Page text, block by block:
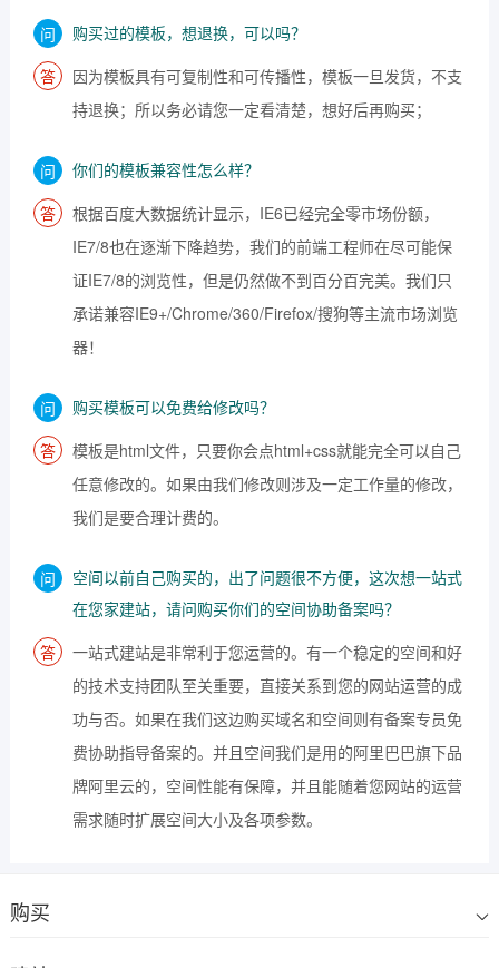
购买过的模板，想退换，可以吗？
因为模板具有可复制性和可传播性，模板一旦发货，不支
持退换；所以务必请您一定看清楚，想好后再购买；
你们的模板兼容性怎么样？
根据百度大数据统计显示，IE6已经完全零市场份额，
IE7/8也在逐渐下降趋势，我们的前端工程师在尽可能保
证IE7/8的浏览性，但是仍然做不到百分百完美。我们只
承诺兼容IE9+/Chrome/360/Firefox/搜狗等主流市场浏览
器！
购买模板可以免费给修改吗？
模板是html文件，只要你会点html+css就能完全可以自己
任意修改的。如果由我们修改则涉及一定工作量的修改，
我们是要合理计费的。
空间以前自己购买的，出了问题很不方便，这次想一站式
在您家建站，请问购买你们的空间协助备案吗？
一站式建站是非常利于您运营的。有一个稳定的空间和好
的技术支持团队至关重要，直接关系到您的网站运营的成
功与否。如果在我们这边购买域名和空间则有备案专员免
费协助指导备案的。并且空间我们是用的阿里巴巴旗下品
牌阿里云的，空间性能有保障，并且能随着您网站的运营
需求随时扩展空间大小及各项参数。
购买